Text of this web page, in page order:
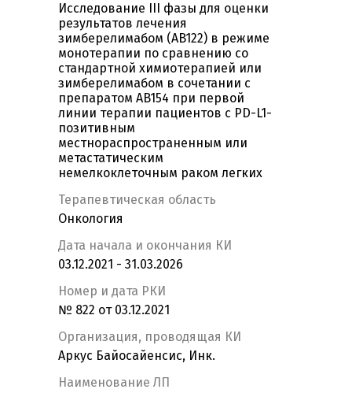
Исследование III фазы для оценки
результатов лечения
зимберелимабом (AB122) в режиме
монотерапии по сравнению со
стандартной химиотерапией или
зимберелимабом в сочетании с
препаратом AB154 при первой
линии терапии пациентов с PD-L1-
позитивным
местнораспространенным или
метастатическим
немелкоклеточным раком легких
Терапевтическая область
Онкология
Дата начала и окончания КИ
03.12.2021 - 31.03.2026
Номер и дата РКИ
№ 822 от 03.12.2021
Организация, проводящая КИ
Аркус Байосайенсис, Инк.
Наименование ЛП